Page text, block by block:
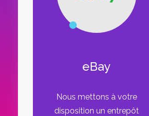
eBay
Nous mettons à votre
disposition un entrepôt